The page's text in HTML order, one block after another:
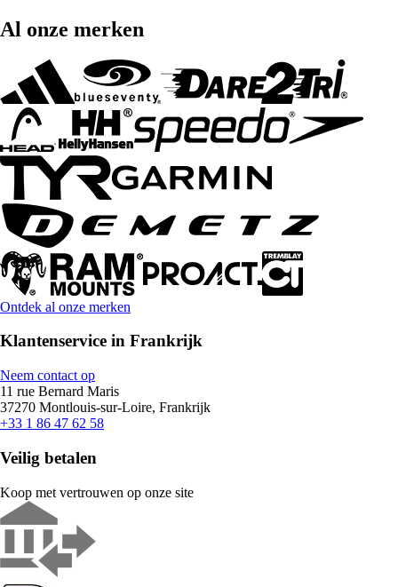
Al onze merken
Ontdek al onze merken
Klantenservice in Frankrijk
Neem contact op
11 rue Bernard Maris
37270 Montlouis-sur-Loire, Frankrijk
+33 1 86 47 62 58
Veilig betalen
Koop met vertrouwen op onze site